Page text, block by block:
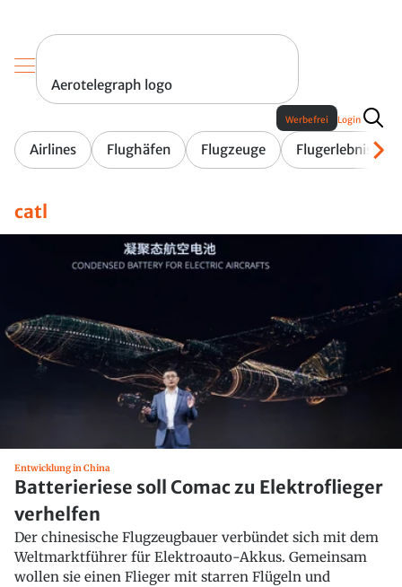
Aerotelegraph logo
Airlines Flughäfen Flugzeuge Flugerlebnis
Werbefrei Login
catl
Entwicklung in China
Batterieriese soll Comac zu Elektroflieger
verhelfen
Der chinesische Flugzeugbauer verbündet sich mit dem
Weltmarktführer für Elektroauto-Akkus. Gemeinsam
wollen sie einen Flieger mit starren Flügeln und